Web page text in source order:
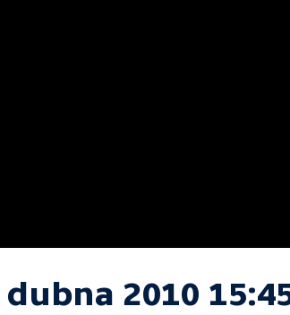
dubna 2010